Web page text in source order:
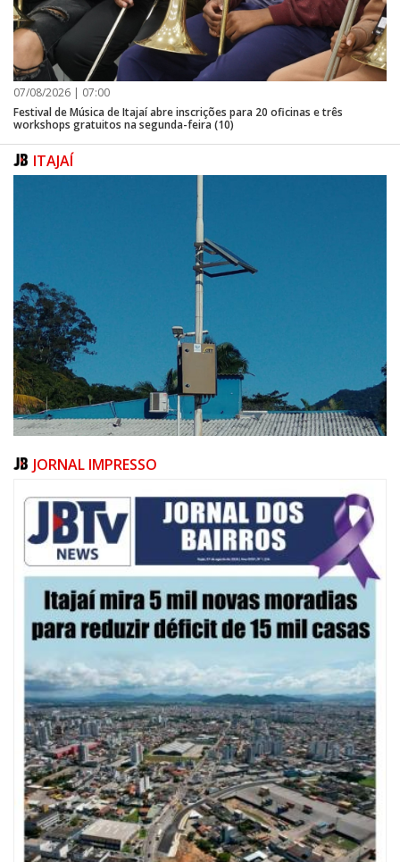
07/08/2026 | 07:00
Festival de Música de Itajaí abre inscrições para 20 oficinas e três
workshops gratuitos na segunda-feira (10)
ITAJAÍ
07/08/2026 | 10:15
Defesa Civil de Itajaí e Univali ampliam monitoramento das marés com
novo marégrafo
NAVEGANTES
JORNAL IMPRESSO